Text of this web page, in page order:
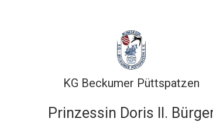
KG Beckumer Püttspatzen
Prinzessin Doris II.